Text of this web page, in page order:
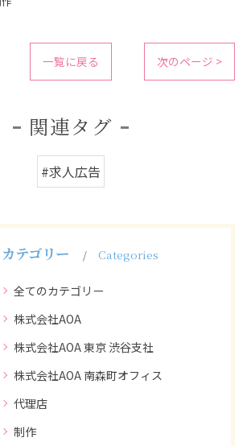
一覧に戻る 次のページ >
関連タグ
#求人広告
カテゴリー Categories
全てのカテゴリー
株式会社AOA
株式会社AOA 東京 渋谷支社
株式会社AOA 南森町オフィス
代理店
制作